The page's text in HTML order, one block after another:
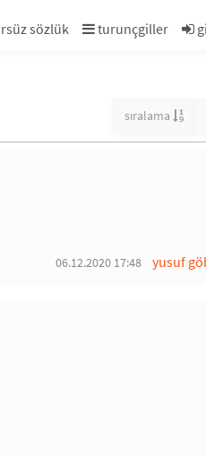
sözlük turunçgiller
sıralama
yusuf
06.12.2020 17:48